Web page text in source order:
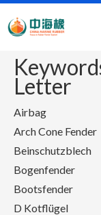
Letter
Airbag
Arch Cone Fender
Beinschutzblech
Bogenfender
Bootsfender
D Kotflügel